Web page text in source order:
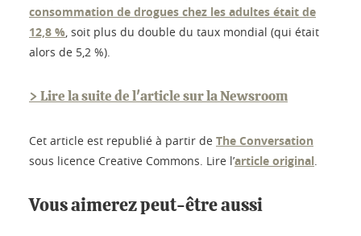
consommation de drogues chez les adultes était de
12,8 % , soit plus du double du taux mondial (qui était
alors de 5,2 %).
> Lire la suite de l'article sur la Newsroom
Cet article est republié à partir de The Conversation
sous licence Creative Commons. Lire l’article original
Vous aimerez peut-être aussi